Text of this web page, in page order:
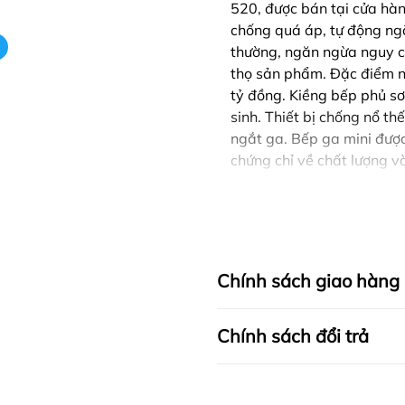
520, được bán tại cửa
chống quá áp, tự động
thường, ngăn ngừa nguy
thọ sản phẩm. Đặc điểm
tỷ đồng. Kiềng bếp phủ
sinh. Thiết bị chống nổ
ngắt ga. Bếp ga mini
chứng chỉ về chất lượng
Chính sách giao hàng
Chính sách đổi trả